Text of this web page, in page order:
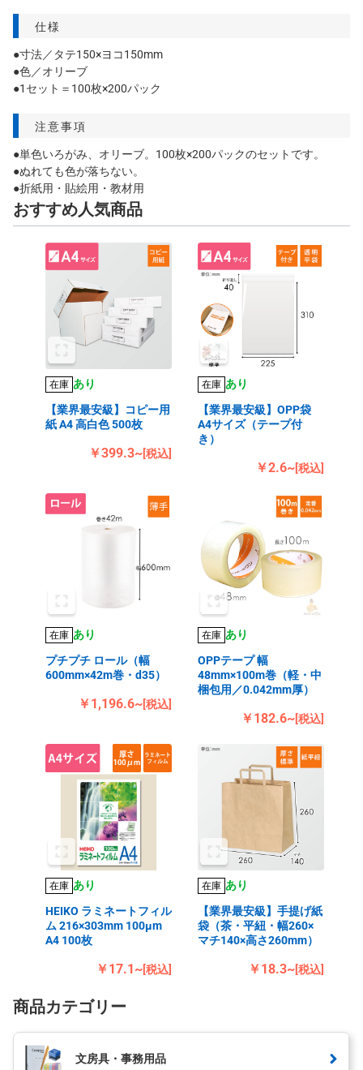
仕様
●寸法／タテ150×ヨコ150mm
●色／オリーブ
●1セット＝100枚×200パック
注意事項
●単色いろがみ、オリーブ。100枚×200パックのセットです。
●ぬれても色が落ちない。
●折紙用・貼絵用・教材用
おすすめ人気商品
在庫 あり
【業界最安級】コピー用
紙 A4 高白色 500枚
￥399.3~[税込]
在庫 あり
【業界最安級】OPP袋
A4サイズ（テープ付
き）
￥2.6~[税込]
在庫 あり
プチプチ ロール（幅
600mm×42m巻・d35）
￥1,196.6~[税込]
在庫 あり
OPPテープ 幅
48mm×100m巻（軽・中
梱包用／0.042mm厚）
￥182.6~[税込]
在庫 あり
HEIKO ラミネートフィル
ム 216×303mm 100μm
A4 100枚
￥17.1~[税込]
在庫 あり
【業界最安級】手提げ紙
袋（茶・平紐・幅260×
マチ140×高さ260mm）
￥18.3~[税込]
商品カテゴリー
文房具・事務用品